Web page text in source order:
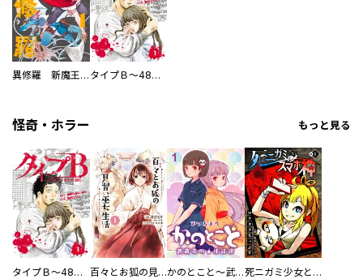
異修羅 新魔王戦争 タイプＢ～48時間後、致死率100％～【単話】
怪奇・ホラー もっと見る
タイプＢ～48時間後、致死率100％～【単話】 百々とお狐の見習い巫女生活【単行本版】 かのとこと～武蔵花町怪話譚～ 【連載版】 死ニガミ少女とスマホ神